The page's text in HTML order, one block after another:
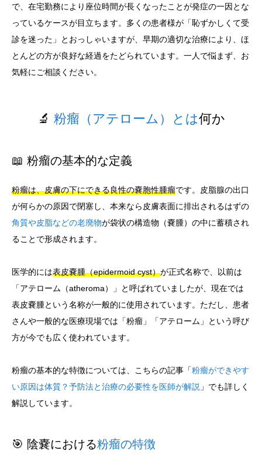
で、在宅勤務により座位時間が長くなったことが発症の一因とな
っているケースが目立ちます。多くの患者様が「恥ずかしくて受
診を迷った」とおっしゃいますが、早期の適切な治療により、ほ
とんどの方が良好な経過をたどられています。一人で悩まず、お
気軽にご相談ください。
🔬 粉瘤（アテローム）とは何か
📖 粉瘤の基本的な定義
粉瘤は、皮膚の下にできる良性の嚢胞性腫瘤です。皮脂腺の出口
が何らかの原因で閉塞し、本来なら皮膚表面に排出されるはずの
角質や皮脂などの老廃物が袋状の構造物（嚢腫）の中に蓄積され
ることで形成されます。
医学的には表皮嚢腫（epidermoid cyst）が正式名称で、以前は
「アテローム（atheroma）」と呼ばれていましたが、現在では
表皮嚢腫という名称が一般的に使用されています。ただし、患者
さんや一般的な医療現場では「粉瘤」「アテローム」という呼び
方が今でも広く使われています。
粉瘤の基本的な特徴については、こちらの記事「粉瘤ができやす
い原因は体質？予防法と治療の必要性を医師が解説 」でも詳しく
解説しています。
🎯 陰嚢における粉瘤の特徴